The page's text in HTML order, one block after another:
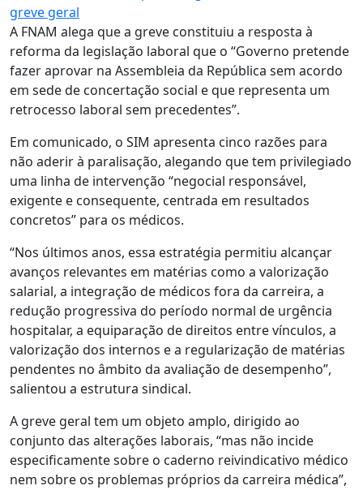
greve geral
A FNAM alega que a greve constituiu a resposta à
reforma da legislação laboral que o “Governo pretende
fazer aprovar na Assembleia da República sem acordo
em sede de concertação social e que representa um
retrocesso laboral sem precedentes”.
Em comunicado, o SIM apresenta cinco razões para
não aderir à paralisação, alegando que tem privilegiado
uma linha de intervenção “negocial responsável,
exigente e consequente, centrada em resultados
concretos” para os médicos.
“Nos últimos anos, essa estratégia permitiu alcançar
avanços relevantes em matérias como a valorização
salarial, a integração de médicos fora da carreira, a
redução progressiva do período normal de urgência
hospitalar, a equiparação de direitos entre vínculos, a
valorização dos internos e a regularização de matérias
pendentes no âmbito da avaliação de desempenho”,
salientou a estrutura sindical.
A greve geral tem um objeto amplo, dirigido ao
conjunto das alterações laborais, “mas não incide
especificamente sobre o caderno reivindicativo médico
nem sobre os problemas próprios da carreira médica”,